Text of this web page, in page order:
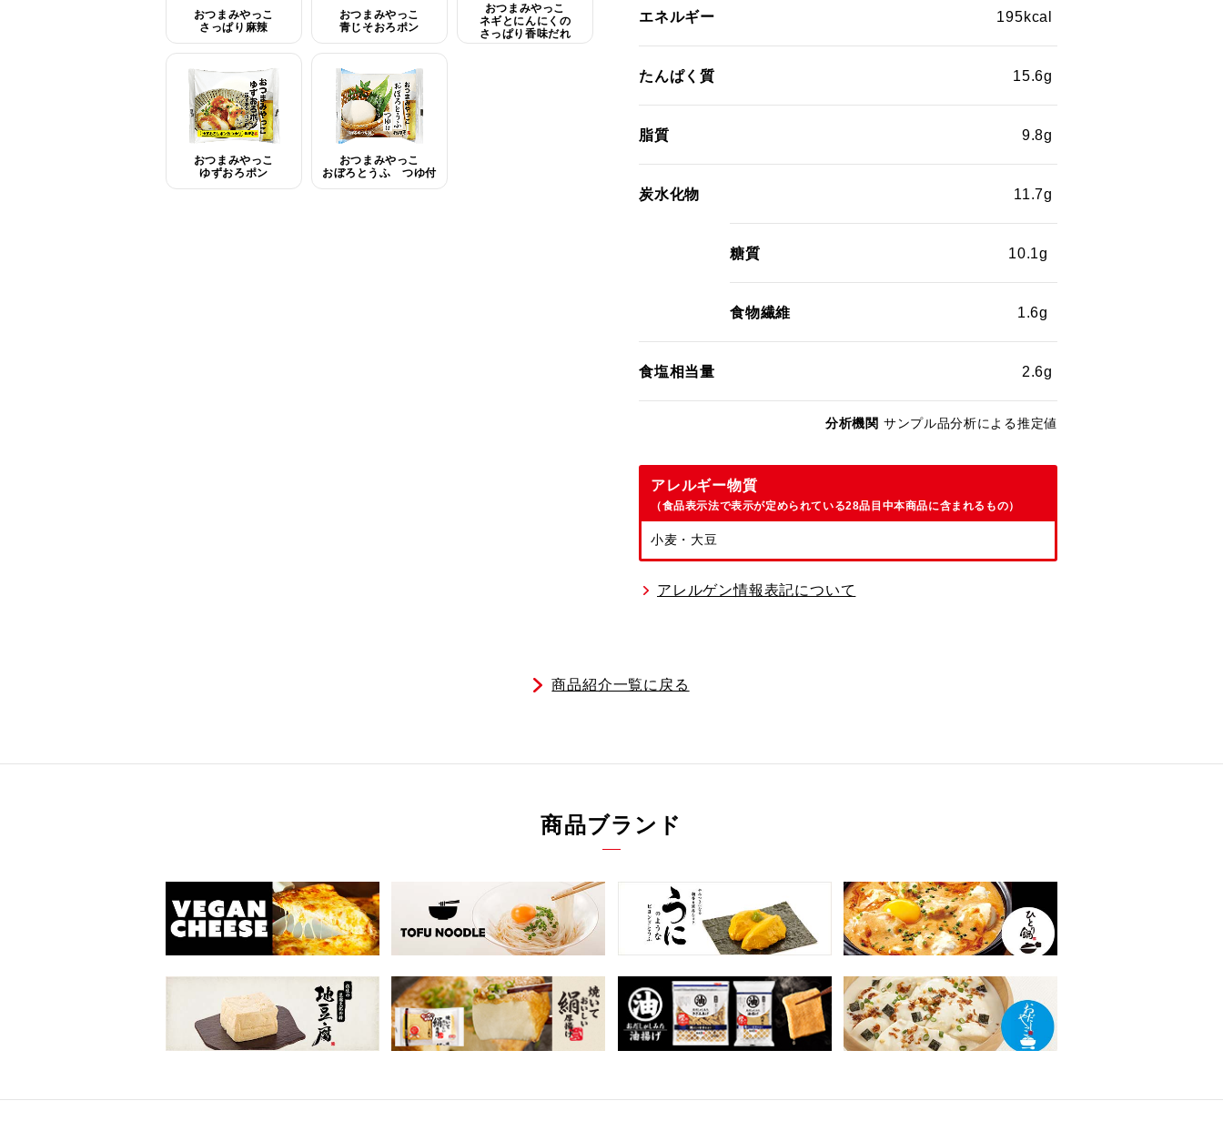
エネルギー 195kcal
たんぱく質 15.6g
脂質 9.8g
炭水化物 11.7g
糖質 10.1g
食物繊維 1.6g
食塩相当量 2.6g
分析機関 サンプル品分析による推定値
アレルギー物質
（食品表示法で表示が定められている28品目中本商品に含まれるもの）
小麦・大豆
アレルゲン情報表記について
おつまみやっこ
さっぱり麻辣
おつまみやっこ
青じそおろポン
おつまみやっこ
ネギとにんにくの
さっぱり香味だれ
おつまみやっこ
ゆずおろポン
おつまみやっこ
おぼろとうふ つゆ付
商品紹介一覧に戻る
商品ブランド